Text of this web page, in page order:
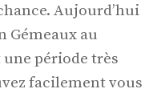
Aujourd’hui
Gémeaux au
une période très
facilement vous